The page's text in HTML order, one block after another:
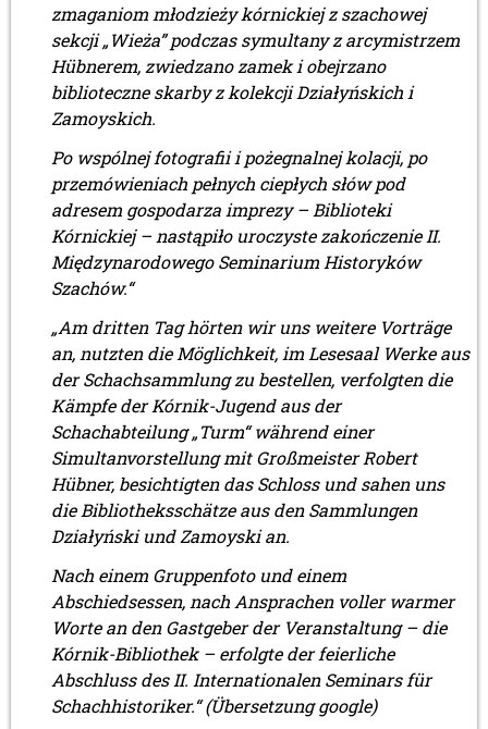
zmaganiom młodzieży kórnickiej z szachowej
sekcji „Wieża” podczas symultany z arcymistrzem
Hübnerem, zwiedzano zamek i obejrzano
biblioteczne skarby z kolekcji Działyńskich i
Zamoyskich.
Po wspólnej fotografii i pożegnalnej kolacji, po
przemówieniach pełnych ciepłych słów pod
adresem gospodarza imprezy – Biblioteki
Kórnickiej – nastąpiło uroczyste zakończenie II.
Międzynarodowego Seminarium Historyków
Szachów.“
„Am dritten Tag hörten wir uns weitere Vorträge
an, nutzten die Möglichkeit, im Lesesaal Werke aus
der Schachsammlung zu bestellen, verfolgten die
Kämpfe der Kórnik-Jugend aus der
Schachabteilung „Turm“ während einer
Simultanvorstellung mit Großmeister Robert
Hübner, besichtigten das Schloss und sahen uns
die Bibliotheksschätze aus den Sammlungen
Działyński und Zamoyski an.
Nach einem Gruppenfoto und einem
Abschiedsessen, nach Ansprachen voller warmer
Worte an den Gastgeber der Veranstaltung – die
Kórnik-Bibliothek – erfolgte der feierliche
Abschluss des II. Internationalen Seminars für
Schachhistoriker.“ (Übersetzung google)